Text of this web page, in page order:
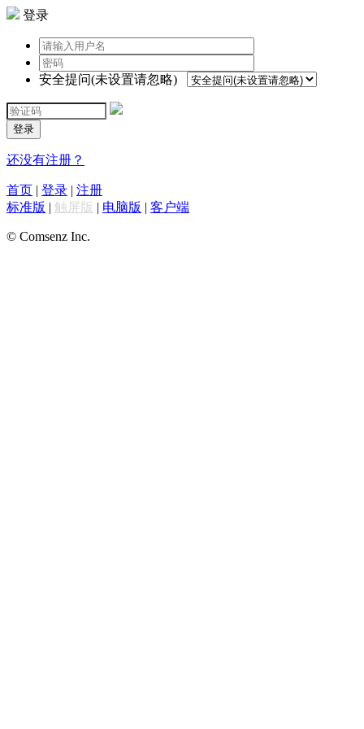
登录
安全提问(未设置请忽略)
登录
还没有注册？
首页 | 登录 | 注册
标准版 | 触屏版 | 电脑版 | 客户端
© Comsenz Inc.